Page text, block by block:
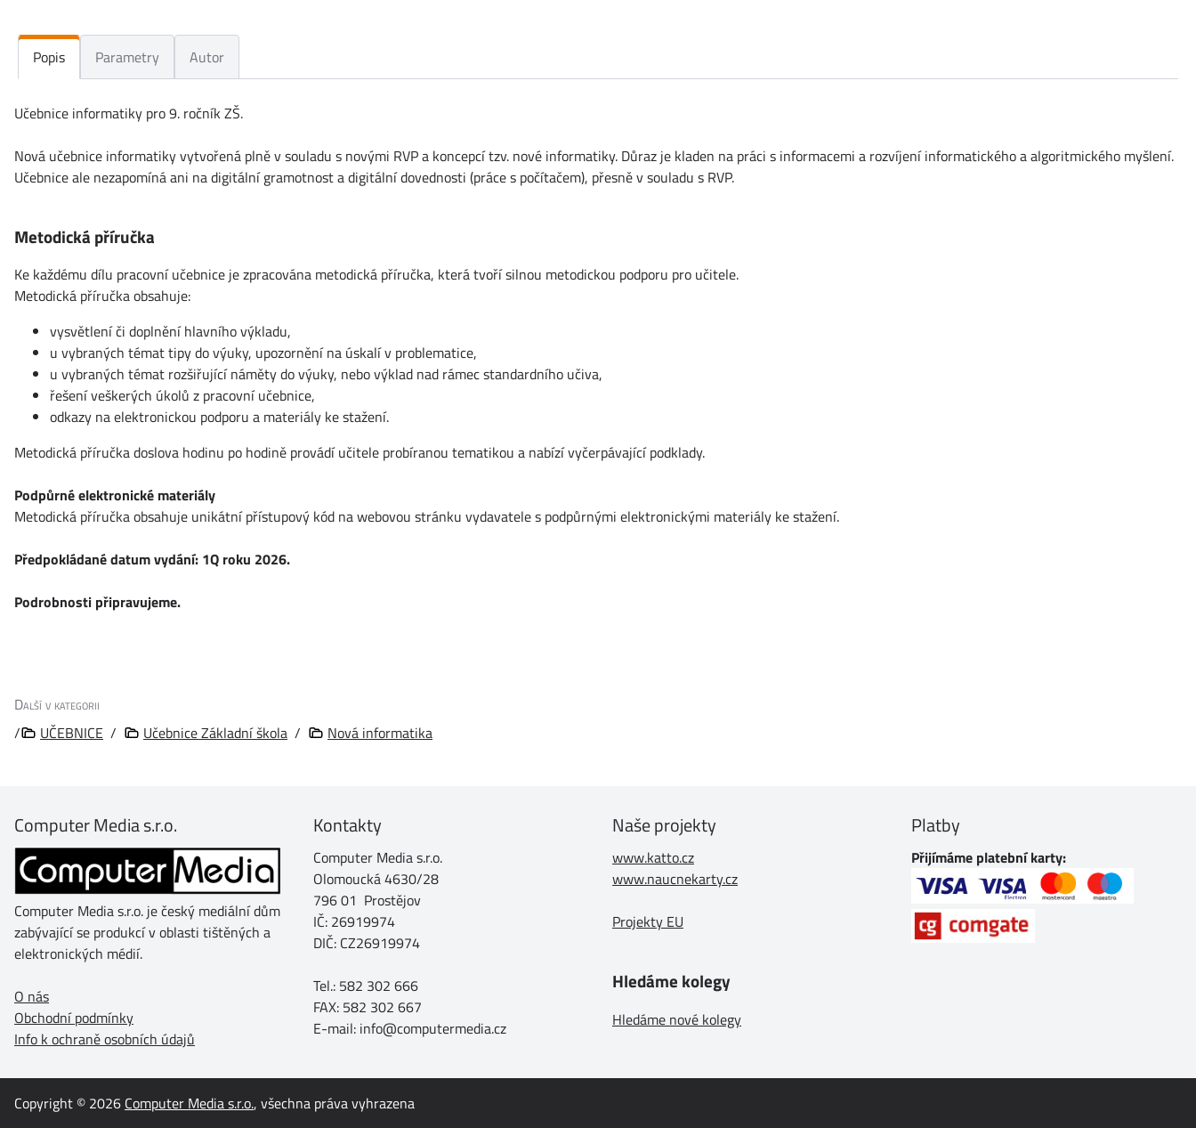
Popis Parametry Autor
Učebnice informatiky pro 9. ročník ZŠ.
Nová učebnice informatiky vytvořená plně v souladu s novými RVP a koncepcí tzv. nové informatiky. Důraz je kladen na práci s informacemi a rozvíjení informatického a algoritmického myšlení.
Učebnice ale nezapomíná ani na digitální gramotnost a digitální dovednosti (práce s počítačem), přesně v souladu s RVP.
Metodická příručka
Ke každému dílu pracovní učebnice je zpracována metodická příručka, která tvoří silnou metodickou podporu pro učitele.
Metodická příručka obsahuje:
vysvětlení či doplnění hlavního výkladu,
u vybraných témat tipy do výuky, upozornění na úskalí v problematice,
u vybraných témat rozšiřující náměty do výuky, nebo výklad nad rámec standardního učiva,
řešení veškerých úkolů z pracovní učebnice,
odkazy na elektronickou podporu a materiály ke stažení.
Metodická příručka doslova hodinu po hodině provádí učitele probíranou tematikou a nabízí vyčerpávající podklady.
Podpůrné elektronické materiály
Metodická příručka obsahuje unikátní přístupový kód na webovou stránku vydavatele s podpůrnými elektronickými materiály ke stažení.
Předpokládané datum vydání: 1Q roku 2026.
Podrobnosti připravujeme.
Další v kategorii
/
UČEBNICE / Učebnice Základní škola / Nová informatika
Computer Media s.r.o.
Computer Media s.r.o. je český mediální dům
zabývající se produkcí v oblasti tištěných a
elektronických médií.
O nás
Obchodní podmínky
Info k ochraně osobních údajů
Kontakty
Computer Media s.r.o.
Olomoucká 4630/28
796 01 Prostějov
IČ: 26919974
DIČ: CZ26919974
Tel.: 582 302 666
FAX: 582 302 667
E-mail: info@computermedia.cz
Naše projekty
www.katto.cz
www.naucnekarty.cz
Projekty EU
Hledáme kolegy
Hledáme nové kolegy
Platby
Přijímáme platební karty:
Copyright © 2026 Computer Media s.r.o., všechna práva vyhrazena